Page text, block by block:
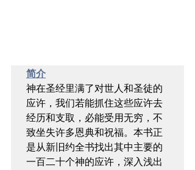
简介
神在圣经里满了对世人和圣徒的
应许，我们若能抓住这些应许去
经历和支取，必能受用无穷，不
致坐失许多恩典和祝福。本书正
是从新旧约全书找出其中主要的
一百二十个神的应许，深入浅出